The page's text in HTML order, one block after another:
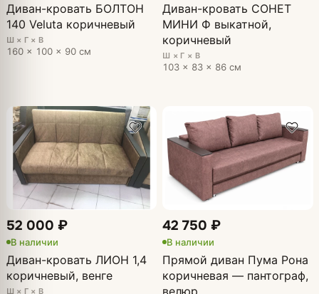
Диван-кровать БОЛТОН
140 Veluta коричневый
Ш × Г × В
160 × 100 × 90 см
Диван-кровать СОНЕТ
МИНИ Ф выкатной,
коричневый
Ш × Г × В
103 × 83 × 86 см
52 000 ₽
В наличии
Диван-кровать ЛИОН 1,4
коричневый, венге
Ш × Г × В
42 750 ₽
В наличии
Прямой диван Пума Рона
коричневая — пантограф,